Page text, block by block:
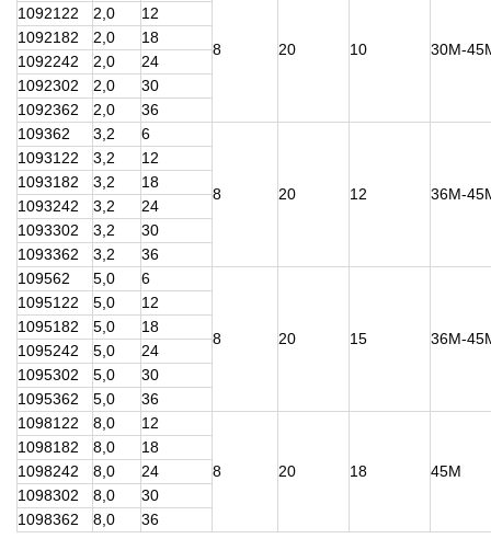
8 20 10 30М-
1092122 2,0
12
1092182
2,0
18
1092242
2,0
24
1092302
2,0
30
1092362
2,0
36
109362
3,2 6
8 20 12 36М-
1093122 3,2
12
1093182
3,2
18
1093242
3,2
24
1093302
3,2
30
1093362
3,2
36
109562
5,0 6
8 20 15 36М-
1095122 5,0
12
1095182
5,0
18
1095242
5,0
24
1095302
5,0
30
1095362
5,0
36
1098122
8,0 12
8 20 18 45М
1098182 8,0
18
1098242
8,0
24
1098302
8,0
30
1098362
8,0 36